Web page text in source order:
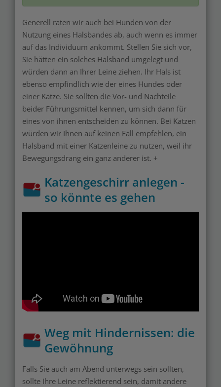
Generell raten wir auch bei Hunden von der
Nutzung eines Halsbandes ab, auch wenn es immer
auf das Individuum ankommt. Stellen Sie sich vor,
Sie hätten ein solches Halsband umgelegt und
würden dann an Ihrer Leine ziehen. Ihr Hals ist
ebenso empfindlich wie der eines Hundes oder
einer Katze. Sie sollten die Vor- und Nachteile
beider Führungsmittel kennen, um sich dann für
eines von ihnen entscheiden zu können. Bei Katzen
würden wir Ihnen auf keinen Fall empfehlen, ein
Halsband mit einer Katzenleine zu nutzen, weil ihr
Bewegungsdrang ein ganz anderer ist. +
Katzengeschirr anlegen -
so könnte es gehen
Weg mit Hindernissen: die
Gewöhnung
Falls Sie auch am Abend unterwegs sein sollten,
sollte Ihre Leine reflektierend sein, damit andere